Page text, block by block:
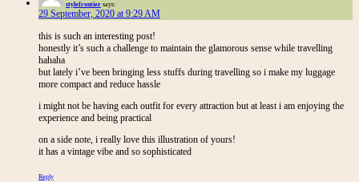
stylefrontier says:
29 September, 2020 at 9:29 AM
this is such an interesting post!
honestly it’s such a challenge to maintain the glamorous sense while travelling
hahaha
but lately i’ve been bringing less stuffs during travelling so i make my luggage
more compact and reduce hassle
i might not be having each outfit for every attraction but at least i am enjoying the
experience and being practical
on a side note, i really love this illustration of yours!
it has a vintage vibe and so sophisticated
Reply